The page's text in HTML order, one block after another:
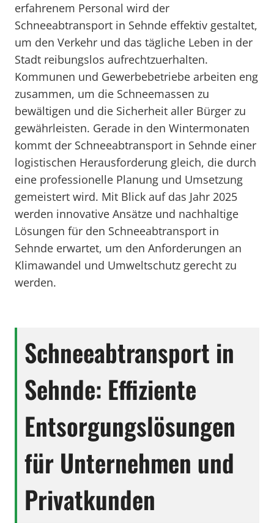
erfahrenem Personal wird der
Schneeabtransport in Sehnde effektiv gestaltet,
um den Verkehr und das tägliche Leben in der
Stadt reibungslos aufrechtzuerhalten.
Kommunen und Gewerbebetriebe arbeiten eng
zusammen, um die Schneemassen zu
bewältigen und die Sicherheit aller Bürger zu
gewährleisten. Gerade in den Wintermonaten
kommt der Schneeabtransport in Sehnde einer
logistischen Herausforderung gleich, die durch
eine professionelle Planung und Umsetzung
gemeistert wird. Mit Blick auf das Jahr 2025
werden innovative Ansätze und nachhaltige
Lösungen für den Schneeabtransport in
Sehnde erwartet, um den Anforderungen an
Klimawandel und Umweltschutz gerecht zu
werden.
Schneeabtransport in
Sehnde: Effiziente
Entsorgungslösungen
für Unternehmen und
Privatkunden